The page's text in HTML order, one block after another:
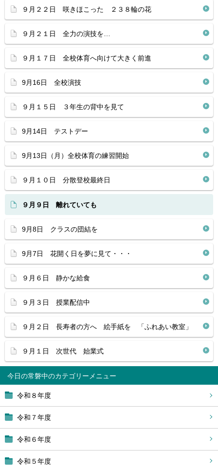
今日の常磐中
令和８年度
令和７年度
令和６年度
令和５年度
９月２２日 咲きほこった ２３８輪の花
９月２１日 全力の演技を…
９月１７日 全校体育へ向けて大きく前進
9月16日 全校演技
９月１５日 ３年生の背中を見て
9月14日 テストデー
9月13日（月）全校体育の練習開始
９月１０日 分散登校最終日
９月９日 離れていても
9月8日 クラスの団結を
9月7日 花開く日を夢に見て・・・
９月６日 静かな給食
９月３日 授業配信中
９月２日 長寿者の方へ 絵手紙を 「ふれあい教室」
９月１日 次世代 始業式